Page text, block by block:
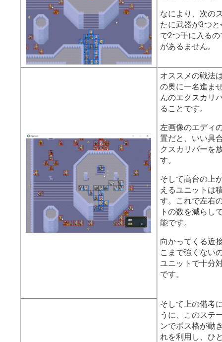
ので、そこを親
な敵で止めてし
マージナイトが
ットより魔防の
囮に使って、足
ユニットのそば
ます。
ユニットの近接
攻撃が可能なレ
とができます。
マーナイトが囮
す。
あとは他の面子
さは物凄いので
一掃してから一
けた方が良いで
崖上の砲台や魔
つ、右から来る
隊とグリフォン
す。
なにより、次の
たに武器が3つ
で2つ手に入る
があるません。
オススメの戦法
の奥に一名進ま
んのエクスカリ
ることです。
左画像のエディ
置だと、いい具
クスカリバーを
す。
そして高台の上
えるユニットは
す。これで左右
トの数を減らし
能です。
向かってくる近
こまで強くない
ユニットで十分
です。
そして上の備考
うに、このステ
ンでボス格が動
れを利用し、ひ